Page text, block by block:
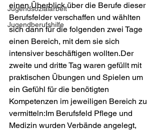
Jugendsozialarbeit
Jugendberufshilfe
einen Überblick über die Berufe dieser
Berufsfelder verschaffen und wählten
sich dann für die folgenden zwei Tage
einen Bereich, mit dem sie sich
intensiver beschäftigen wollten.Der
zweite und dritte Tag waren gefüllt mit
praktischen Übungen und Spielen um
ein Gefühl für die benötigten
Kompetenzen im jeweiligen Bereich zu
vermitteln:Im Berufsfeld Pflege und
Medizin wurden Verbände angelegt,